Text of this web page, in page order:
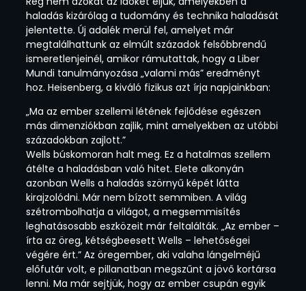
haladás kizárólag a tudomány és technika haladását
jelentette. Új adalék merül fel, amelyet már
megtalálhattunk az elmúlt századok felsőbbrendű
ismeretlenjeinél, amikor rámutattak, hogy a Liber
Mundi tanulmányozása „valami más” eredményt
hoz. Heisenberg, a kiváló fizikus azt írja napjainkban:
„Ma az ember szellemi létének fejlődése egészen
más dimenziókban zajlik, mint amelyekben az utóbbi
századokban zajlott.”
Wells búskomoran halt meg. Ez a hatalmas szellem
átélte a haladásban való hitet. Elete alkonyán
azonban Wells a haladás szörnyű képét látta
kirajzolódni. Már nem bízott semmiben. A világ
szétrombolhatja a világot, a megsemmisítés
leghatásosabb eszközeit már feltalálták. „Az ember –
írta az öreg, kétségbeesett Wells – lehetőségei
végére ért.” Az öregember, aki valaha lángelméjű
előfutár volt, e pillanatban megszűnt a jövő kortársa
lenni. Ma már sejtjük, hogy az ember csupán egyik